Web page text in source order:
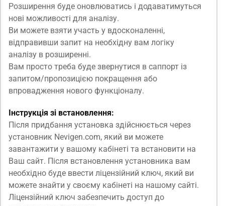
Розширення буде оновлюватись і додаватимуться
нові можливості для аналізу.
Ви можете взяти участь у вдосконаленні,
відправивши запит на необхідну вам логіку
аналізу в розширенні.
Вам просто треба буде звернутися в саппорт із
запитом/пропозицією покращення або
впровадження нового функціоналу.
Інструкція зі встановлення:
Після придбання установка здійснюється через
установник Nevigen.com, який ви можете
завантажити у вашому кабінеті та встановити на
Ваш сайт. Після встановлення установника вам
необхідно буде ввести ліцензійний ключ, який ви
можете знайти у своєму кабінеті на нашому сайті.
Ліцензійний ключ забезпечить доступ до